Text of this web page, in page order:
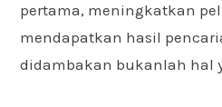
pertama, meningkatkan
mendapatkan hasil
didambakan bukanlah hal